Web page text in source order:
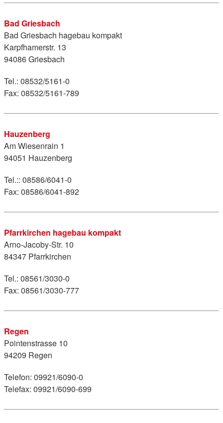
Bad Griesbach
Bad Griesbach hagebau kompakt
Karpfhamerstr. 13
94086 Griesbach
Tel.: 08532/5161-0
Fax: 08532/5161-789
Hauzenberg
Am Wiesenrain 1
94051 Hauzenberg
Tel.:: 08586/6041-0
Fax: 08586/6041-892
Pfarrkirchen hagebau kompakt
Arno-Jacoby-Str. 10
84347 Pfarrkirchen
Tel.: 08561/3030-0
Fax: 08561/3030-777
Regen
Pointenstrasse 10
94209 Regen
Telefon: 09921/6090-0
Telefax: 09921/6090-699